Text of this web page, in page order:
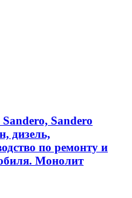
Sandero
дизель,
по ремонту и
Монолит